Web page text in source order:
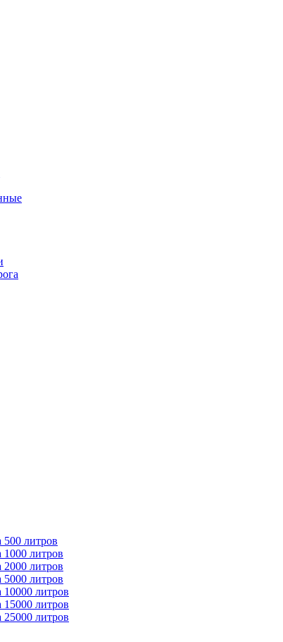
500 литров
1000 литров
2000 литров
5000 литров
10000 литров
15000 литров
25000 литров